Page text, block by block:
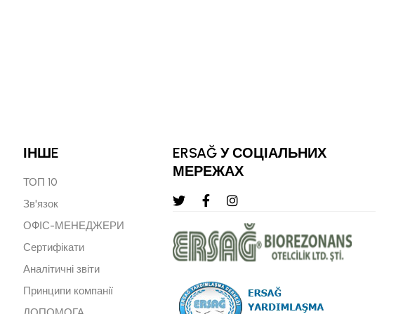
ІНШE
ТОП 10
Зв'язок
ОФІС-МЕНЕДЖЕРИ
Сертифікати
Аналітичні звіти
Принципи компанії
ERSAĞ У СОЦІАЛЬНИХ
МЕРЕЖАХ